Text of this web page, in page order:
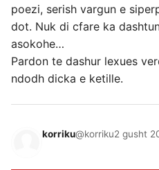
poezi, serish vargun e
dot. Nuk di cfare ka
asokohe…
Pardon te dashur lexues
ndodh dicka e ketille.
korriku@korriku2 gusht